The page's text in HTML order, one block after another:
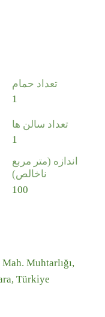
تعداد حمام
1
تعداد سالن ها
1
اندازه (متر مربع
ناخالص)
100
Muhtarlığı,
Türkiye